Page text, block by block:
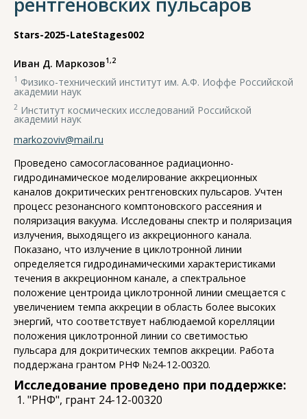
Stars-2025-LateStages002
Иван Д. Маркозов1,2
1 Физико-технический институт им. А.Ф. Иоффе Российской
академии наук
2 Институт космических исследований Российской
академии наук
markozoviv@mail.ru
Проведено самосогласованное радиационно-
гидродинамическое моделирование аккреционных
каналов докритических рентгеновских пульсаров. Учтен
процесс резонансного комптоновского рассеяния и
поляризация вакуума. Исследованы спектр и поляризация
излучения, выходящего из аккреционного канала.
Показано, что излучение в циклотронной линии
определяется гидродинамическими характеристиками
течения в аккреционном канале, а спектральное
положение центроида циклотронной линии смещается с
увеличением темпа аккреции в область более высоких
энергий, что соответствует наблюдаемой корелляции
положения циклотронной линии со светимостью
пульсара для докритических темпов аккреции. Работа
поддержана грантом РНФ №24-12-00320.
Исследование проведено при поддержке:
"РНФ", грант 24-12-00320